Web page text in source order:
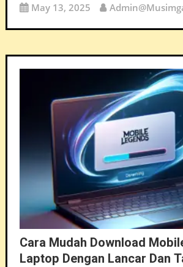
May 13, 2025
Cara Mudah Download
Laptop Dengan Lancar Dan